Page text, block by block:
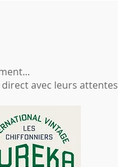
avec leurs attentes